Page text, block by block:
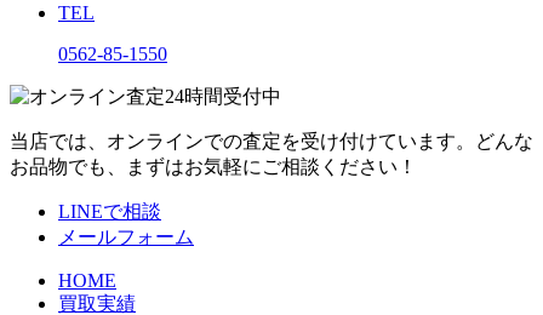
TEL
0562-85-1550
当店では、オンラインでの査定を受け付けています。どんな
お品物でも、まずはお気軽にご相談ください！
LINEで相談
メールフォーム
HOME
買取実績